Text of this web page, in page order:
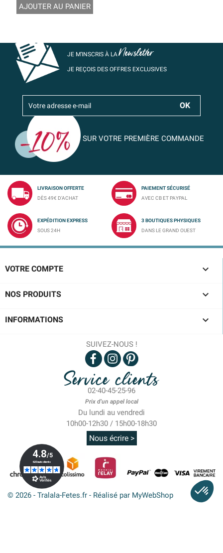
AJOUTER AU PANIER
JE M’INSCRIS À LANewsletter
JE REÇOIS DES OFFRES EXCLUSIVES
SUR VOTRE PREMIÈRE COMMANDE
LIVRAISON OFFERTE
DÈS 49€ D'ACHAT
PAIEMENT SÉCURISÉ
AVEC CB ET PAYPAL
EXPÉDITION EXPRESS
SOUS 24H
3 BOUTIQUES PHYSIQUES
DANS LE GRAND OUEST
VOTRE COMPTE 
NOS PRODUITS 
INFORMATIONS 
SUIVEZ-NOUS !
Service clients
02-40-45-25-96
Prix d'un appel local
Du lundi au vendredi
10h00-12h30 / 15h00-18h30
Nous écrire >
© 2026 - Tralala-Fetes.fr - Réalisé par MyWebShop